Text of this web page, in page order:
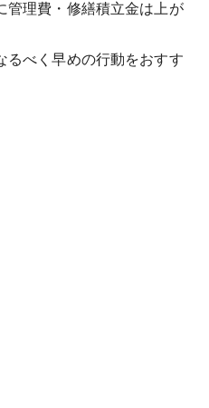
管理費・修繕積立金は上が
るべく早めの行動をおすす